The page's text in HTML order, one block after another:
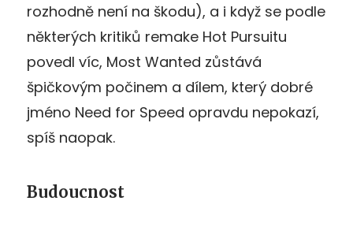
rozhodně není na škodu), a i když se podle
některých kritiků remake Hot Pursuitu
povedl víc, Most Wanted zůstává
špičkovým počinem a dílem, který dobré
jméno Need for Speed opravdu nepokazí,
spíš naopak.
Budoucnost